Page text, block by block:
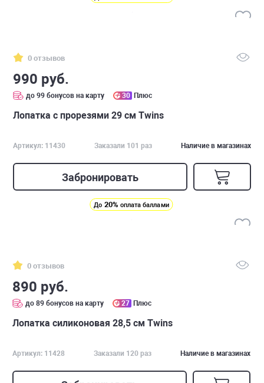
0 отзывов
990 руб.
до 99 бонусов на карту 30 Плюс
Лопатка с прорезями 29 см Twins
Артикул: 11430 Заказали 101 раз Наличие в магазинах
Забронировать
До 20% оплата баллами
0 отзывов
890 руб.
до 89 бонусов на карту 27 Плюс
Лопатка силиконовая 28,5 см Twins
Артикул: 11428 Заказали 120 раз Наличие в магазинах